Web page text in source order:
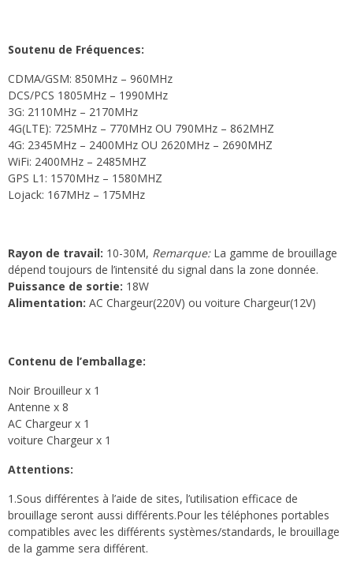
Soutenu de Fréquences:
CDMA/GSM: 850MHz – 960MHz
DCS/PCS 1805MHz – 1990MHz
3G: 2110MHz – 2170MHz
4G(LTE): 725MHz – 770MHz OU 790MHz – 862MHZ
4G: 2345MHz – 2400MHz OU 2620MHz – 2690MHZ
WiFi: 2400MHz – 2485MHZ
GPS L1: 1570MHz – 1580MHZ
Lojack: 167MHz – 175MHz
Rayon de travail: 10-30M, Remarque:La gamme de brouillage
dépend toujours de l’intensité du signal dans la zone donnée.
Puissance de sortie: 18W
Alimentation: AC Chargeur(220V) ou voiture Chargeur(12V)
Contenu de l’emballage:
Noir Brouilleur x 1
Antenne x 8
AC Chargeur x 1
voiture Chargeur x 1
Attentions:
1.Sous différentes à l’aide de sites, l’utilisation efficace de
brouillage seront aussi différents.Pour les téléphones portables
compatibles avec les différents systèmes/standards, le brouillage
de la gamme sera différent.